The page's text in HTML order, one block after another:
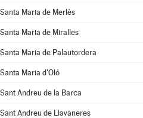
Santa Maria de Merlès
Santa Maria de Miralles
Santa Maria de Palautordera
Santa Maria d'Oló
Sant Andreu de la Barca
Sant Andreu de Llavaneres